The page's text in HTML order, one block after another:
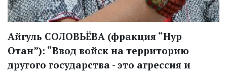
Айгуль СОЛОВЬЁВА (фракция “Нур
Отан”): “Ввод войск на территорию
другого государства - это агрессия и